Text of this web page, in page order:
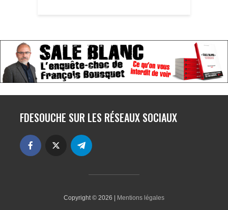
FDESOUCHE SUR LES RÉSEAUX SOCIAUX
Copyright © 2026 | Mentions légales